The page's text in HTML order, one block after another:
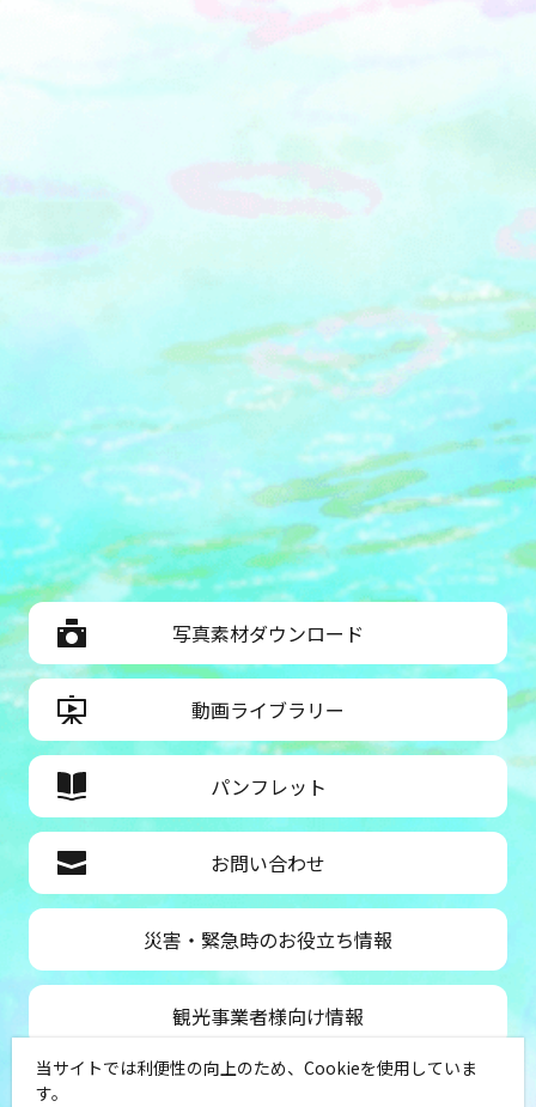
写真素材ダウンロード
動画ライブラリー
パンフレット
お問い合わせ
災害・緊急時のお役立ち情報
観光事業者様向け情報
公益社団法人神奈川県観光協会
当サイトでは利便性の向上のため、Cookieを使用していま
す。